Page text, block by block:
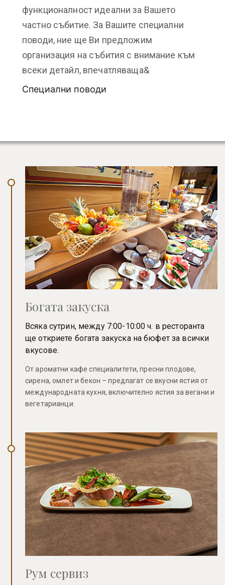
функционалност идеални за Вашето
частно събитие. За Вашите специални
поводи, ние ще Ви предложим
организация на събития с внимание към
всеки детайл, впечатляваща&
Специални поводи
Богата закуска
Всяка сутрин, между 7:00-10:00 ч. в ресторанта
ще откриете богата закуска на бюфет за всички
вкусове.
От ароматни кафе специалитети, пресни плодове,
сирена, омлет и бекон – предлагат се вкусни ястия от
международната кухня, включително ястия за вегани и
вегетарианци.
Рум сервиз